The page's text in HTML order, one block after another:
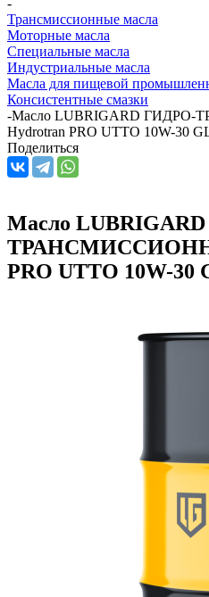
Трансмиссионные масла
Моторные масла
Специальные масла
Индустриальные масла
Масла для пищевой
Консистентные смазки
-Масло LUBRIGARD
Hydrotran PRO UTTO 10W-30
Поделиться
Масло
PRO UTTO 10W-30